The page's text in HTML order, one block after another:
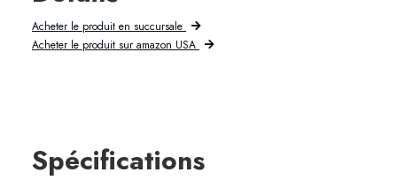
Acheter le produit en succursale
Acheter le produit sur amazon USA
Spécifications